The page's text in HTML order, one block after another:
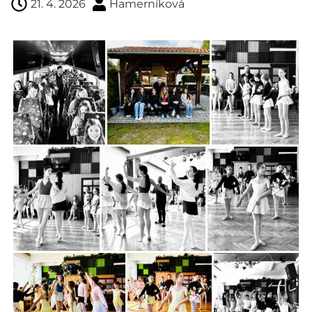
21. 4. 2026 Hamerníková